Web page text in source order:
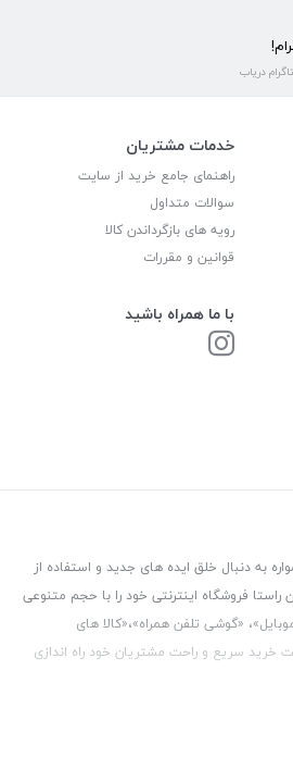
دریاب
خدمات مشتریان
راهنمای جامع خرید از سایت
سوالات متداول
رویه های بازگرداندن کالا
قوانین و مقررات
با ما همراه باشید
به دنبال خلق ایده های جدید و استفاده از
راستا فروشگاه اینترنتی خود را با حجم متنوعی
«گوشی تلفن همراه»،«کالا های
خرید سریع و راحت مشتریان خود راه اندازی
تا کالاهایی با کیفیت و با حداقل قیمت